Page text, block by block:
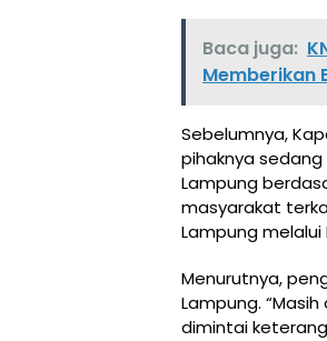
Baca juga:
Memberikan
Sebelumnya,
pihaknya
Lampung
masyarakat
Lampung melalui
Menurutnya,
Lampung.
dimintai